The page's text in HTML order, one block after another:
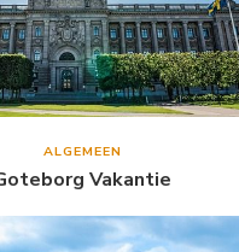
ALGEMEEN
Vakantie